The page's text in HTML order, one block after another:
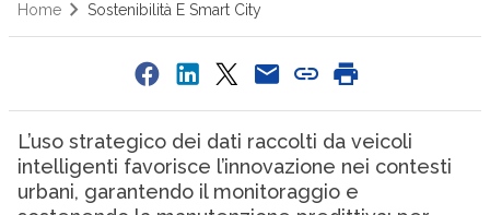
Home Sostenibilità E Smart City
L’uso strategico dei dati raccolti da veicoli
intelligenti favorisce l’innovazione nei contesti
urbani, garantendo il monitoraggio e